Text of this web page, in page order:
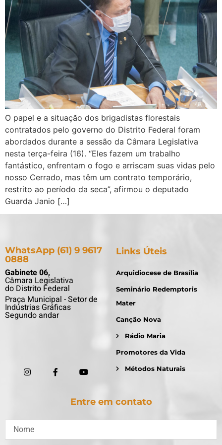
O papel e a situação dos brigadistas florestais
contratados pelo governo do Distrito Federal foram
abordados durante a sessão da Câmara Legislativa
nesta terça-feira (16). “Eles fazem um trabalho
fantástico, enfrentam o fogo e arriscam suas vidas pelo
nosso Cerrado, mas têm um contrato temporário,
restrito ao período da seca”, afirmou o deputado
Guarda Janio […]
WhatsApp (61) 9 9617
0888
Gabinete 06,
Câmara Legislativa
do Distrito Federal
Praça Municipal - Setor de
Indústrias Gráficas
Segundo andar
Links Úteis
Arquidiocese de Brasília
Seminário Redemptoris
Mater
Canção Nova
Rádio Maria
Promotores da Vida
Métodos Naturais
Entre em contato